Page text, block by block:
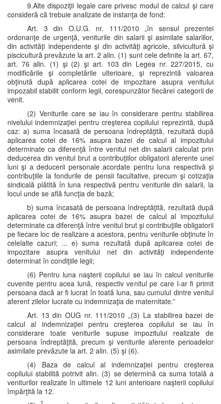
9.Alte dispoziţii legale care privesc modul de calcul şi care
consideră că trebuie analizate de instanţa de fond:
Art. 3 din O.U.G. nr. 111/2010 „în sensul prezentei
ordonanţe de urgenţă, veniturile din salarii şi asimilate salariilor,
din activităţi independente şi din activităţi agricole, silvicultură şi
piscicultură prevăzute la art. 2 alin. (1) sunt cele definite la art. 67,
art. 76 alin. (1) şi (2) şi art. 103 din Legea nr. 227/2015, cu
modificările şi completările ulterioare, şi reprezintă valoarea
obţinută după aplicarea cotei de impozitare asupra venitului
impozabil stabilit conform legii, corespunzător fiecărei categorii de
venit.
(2) Veniturile care se iau în considerare pentru stabilirea
nivelului indemnizaţiei pentru creşterea copilului reprezintă, după
caz: a) suma încasată de persoana îndreptăţită, rezultată după
aplicarea cotei de 16% asupra bazei de calcul al impozitului
determinate ca diferenţă între venitul net din salarii calculat prin
deducerea din venitul brut a contribuţiilor obligatorii aferente unei
luni şi a deducerii personale acordate pentru luna respectivă şi
contribuţiile la fondurile de pensii facultative, precum şi cotizaţia
sindicală plătită în luna respectivă pentru veniturile din salarii, la
locul unde se află funcţia de bază;
b) suma încasată de persoana îndreptăţită, rezultată după
aplicarea cotei de 16% asupra bazei de calcul al impozitului
determinate ca diferenţă între venitul brut şi contribuţiile obligatorii
pe fiecare loc de realizare a acestora, pentru veniturile obţinute în
celelalte cazuri; ... e) suma rezultată după aplicarea cotei de
impozitare asupra venitului net din activităţi independente
determinat în condiţiile legii;
(6) Pentru luna naşterii copilului se iau în calcul veniturile
cuvenite pentru acea lună, respectiv venitul pe care l-ar fi primit
persoana dacă ar fi lucrat în toată luna, sau cumulul dintre venitul
aferent zilelor lucrate cu indemnizaţia de maternitate.”
Art. 13 din OUG nr. 111/2010 „(3) La stabilirea bazei de
calcul al indemnizaţiei pentru creşterea copilului se iau în
considerare toate veniturile supuse impozitului realizate de
persoana îndreptăţită, precum şi veniturile aferente perioadelor
asimilate prevăzute la art. 2 alin. (5) şi (6).
(4) Baza de calcul al indemnizaţiei pentru creşterea
copilului stabilită potrivit alin. (3) se determină ca suma totală a
veniturilor realizate în ultimele 12 luni anterioare naşterii copilului
împărţită la 12.